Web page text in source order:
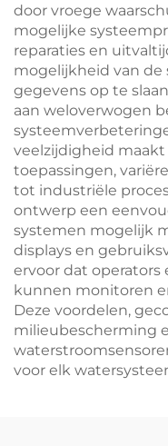
door vroege
mogelijke
reparaties en
mogelijkheid van de
gegevens op te
aan weloverwogen
veelzijdigheid
toepassingen,
tot industriële
ontwerp een
systemen mogelijk
displays en
ervoor dat
kunnen monitoren
Deze voordelen,
milieubescherming
voor elk